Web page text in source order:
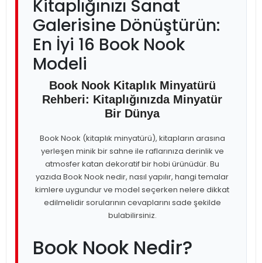
Kitaplığınızı Sanat
Galerisine Dönüştürün:
En İyi 16 Book Nook
Modeli
Book Nook Kitaplık Minyatürü
Rehberi: Kitaplığınızda Minyatür
Bir Dünya
Book Nook (kitaplık minyatürü), kitapların arasına
yerleşen minik bir sahne ile raflarınıza derinlik ve
atmosfer katan dekoratif bir hobi ürünüdür. Bu
yazıda Book Nook nedir, nasıl yapılır, hangi temalar
kimlere uygundur ve model seçerken nelere dikkat
edilmelidir sorularının cevaplarını sade şekilde
bulabilirsiniz.
Book Nook Nedir?